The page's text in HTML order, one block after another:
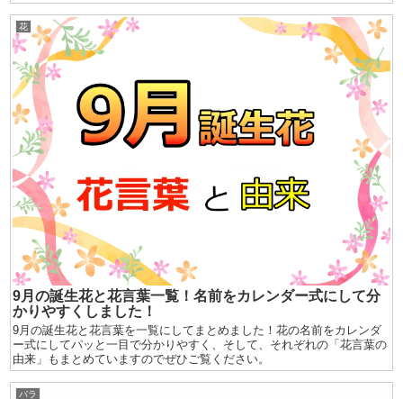
花
9月の誕生花と花言葉一覧！名前をカレンダー式にして分
かりやすくしました！
9月の誕生花と花言葉を一覧にしてまとめました！花の名前をカレンダ
ー式にしてパッと一目で分かりやすく、そして、それぞれの「花言葉の
由来」もまとめていますのでぜひご覧ください。
バラ